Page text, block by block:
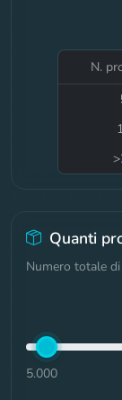
N.
Quanti
Numero totale
5.000